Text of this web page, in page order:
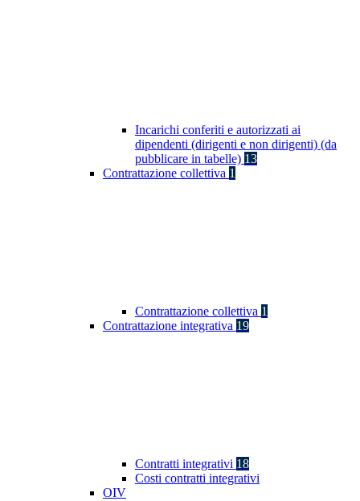
Incarichi conferiti e autorizzati ai
dipendenti (dirigenti e non dirigenti) (da
pubblicare in tabelle) 13
Contrattazione collettiva 1
Contrattazione collettiva 1
Contrattazione integrativa 19
Contratti integrativi 18
Costi contratti integrativi
OIV